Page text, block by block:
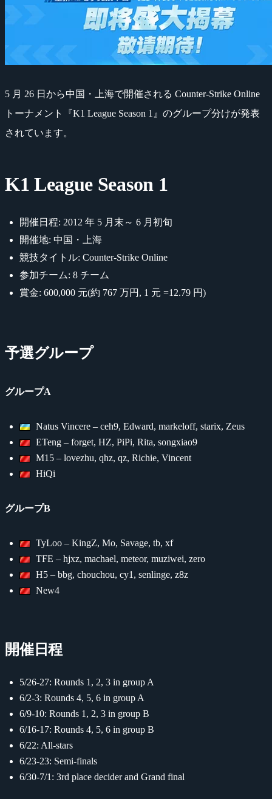
5 月 26 日から中国・上海で開催される Counter-Strike Online
トーナメント『K1 League Season 1』のグループ分けが発表
されています。
K1 League Season 1
開催日程: 2012 年 5 月末～ 6 月初旬
開催地: 中国・上海
競技タイトル: Counter-Strike Online
参加チーム: 8 チーム
賞金: 600,000 元(約 767 万円, 1 元 =12.79 円)
予選グループ
グループA
Natus Vincere – ceh9, Edward, markeloff, starix, Zeus
ETeng – forget, HZ, PiPi, Rita, songxiao9
M15 – lovezhu, qhz, qz, Richie, Vincent
HiQi
グループB
TyLoo – KingZ, Mo, Savage, tb, xf
TFE – hjxz, machael, meteor, muziwei, zero
H5 – bbg, chouchou, cy1, senlinge, z8z
New4
開催日程
5/26-27: Rounds 1, 2, 3 in group A
6/2-3: Rounds 4, 5, 6 in group A
6/9-10: Rounds 1, 2, 3 in group B
6/16-17: Rounds 4, 5, 6 in group B
6/22: All-stars
6/23-23: Semi-finals
6/30-7/1: 3rd place decider and Grand final